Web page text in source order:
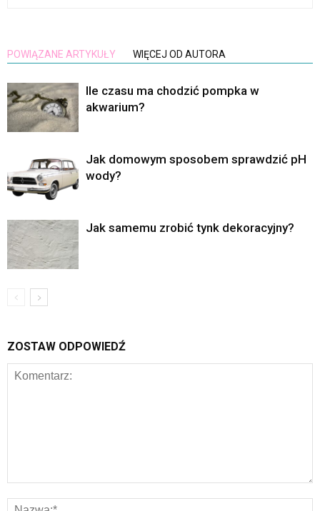
POWIĄZANE ARTYKUŁY WIĘCEJ OD AUTORA
Ile czasu ma chodzić pompka w
akwarium?
Jak domowym sposobem sprawdzić pH
wody?
Jak samemu zrobić tynk dekoracyjny?
ZOSTAW ODPOWIEDŹ